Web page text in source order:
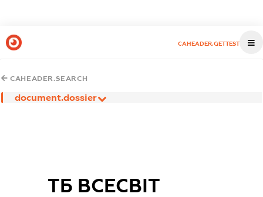
CAHEADER.GETTEST
CAHEADER.SEARCH
document.dossier
ТБ ВСЕСВІТ